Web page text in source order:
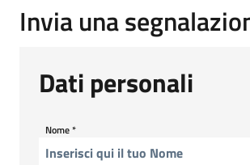
Invia una
Dati personali
Nome*